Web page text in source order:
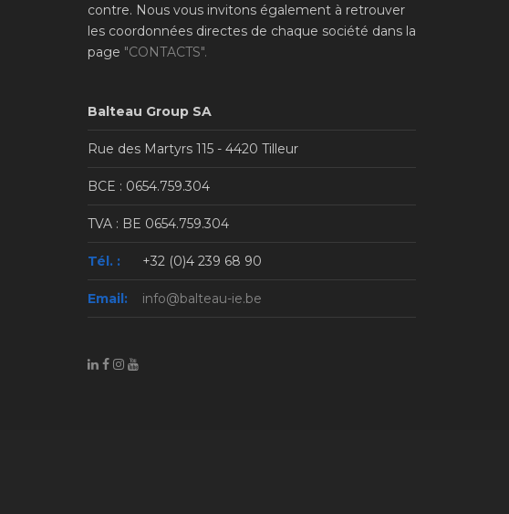
contre. Nous vous invitons également à retrouver
les coordonnées directes de chaque société dans la
page "CONTACTS".
Balteau Group SA
Rue des Martyrs 115 - 4420 Tilleur
BCE : 0654.759.304
TVA : BE 0654.759.304
Tél. : +32 (0)4 239 68 90
Email: info@balteau-ie.be